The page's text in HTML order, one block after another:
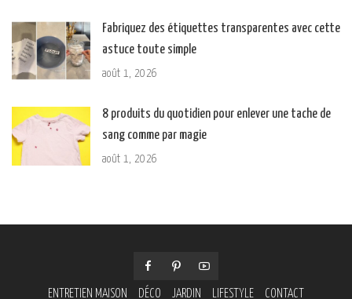
Fabriquez des étiquettes transparentes avec cette
astuce toute simple
août 1, 2026
8 produits du quotidien pour enlever une tache de
sang comme par magie
août 1, 2026
ENTRETIEN MAISON DÉCO JARDIN LIFESTYLE CONTACT